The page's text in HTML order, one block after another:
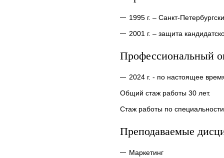
1995 г. – Санкт-
2001 г. – защита
Профессиональный
2024 г. - по настоящее
Общий стаж работы 30 лет.
Стаж работы по
Преподаваемые
Маркетинг